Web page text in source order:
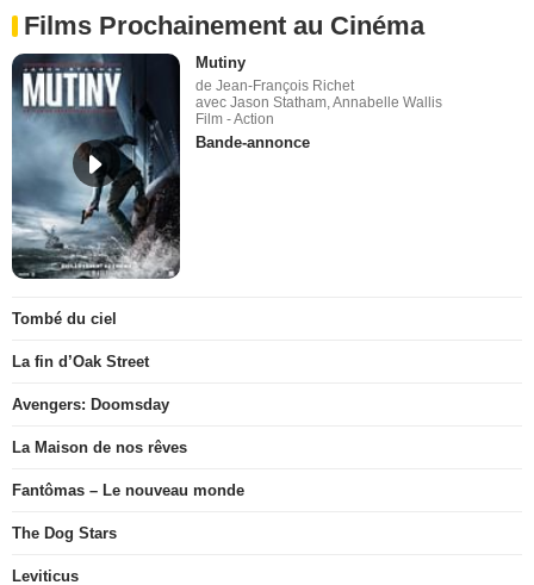
Films Prochainement au Cinéma
Mutiny
de Jean-François Richet
avec Jason Statham, Annabelle Wallis
Film - Action
Bande-annonce
Tombé du ciel
La fin d’Oak Street
Avengers: Doomsday
La Maison de nos rêves
Fantômas – Le nouveau monde
The Dog Stars
Leviticus